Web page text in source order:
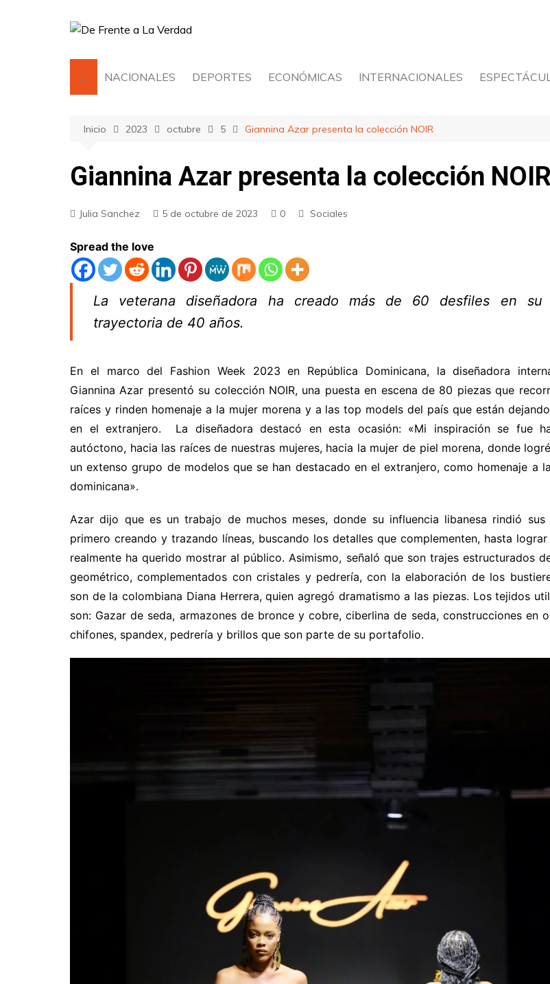
NACIONALES DEPORTES ECONÓMICAS INTERNACIONALES
Inicio 2023 octubre 5 Giannina Azar presenta la colección NOIR
Giannina Azar presenta la colección NOIR
Julia Sanchez 5 de octubre de 2023 0 Sociales
Spread the love
La veterana diseñadora ha creado más de 60 desfiles en su
trayectoria de 40 años.
En el marco del Fashion Week 2023 en República Dominicana, la diseñadora
Giannina Azar presentó su colección NOIR, una puesta en escena de 80 piezas que
raíces y rinden homenaje a la mujer morena y a las top models del país que están
en el extranjero. La diseñadora destacó en esta ocasión: «Mi inspiración se fue
autóctono, hacia las raíces de nuestras mujeres, hacia la mujer de piel morena, donde
un extenso grupo de modelos que se han destacado en el extranjero, como homenaje a
dominicana».
Azar dijo que es un trabajo de muchos meses, donde su influencia libanesa rindió sus
primero creando y trazando líneas, buscando los detalles que complementen, hasta
realmente ha querido mostrar al público. Asimismo, señaló que son trajes estructurados
geométrico, complementados con cristales y pedrería, con la elaboración de los
son de la colombiana Diana Herrera, quien agregó dramatismo a las piezas. Los tejidos
son: Gazar de seda, armazones de bronce y cobre, ciberlina de seda, construcciones en
chifones, spandex, pedrería y brillos que son parte de su portafolio.